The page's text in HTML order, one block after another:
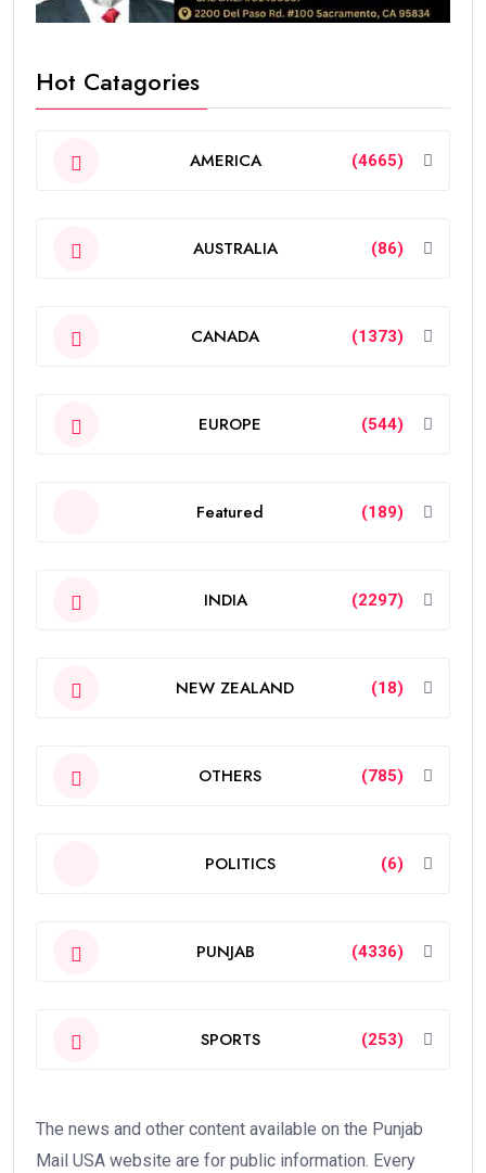
Hot Catagories
AMERICA (4665)
AUSTRALIA (86)
CANADA (1373)
EUROPE (544)
Featured (189)
INDIA (2297)
NEW ZEALAND (18)
OTHERS (785)
POLITICS (6)
PUNJAB (4336)
SPORTS (253)
The news and other content available on the Punjab
Mail USA website are for public information. Every